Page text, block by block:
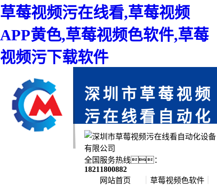
草莓视频污在线看,草莓视频
APP黄色,草莓视频色软件,草莓
视频污下载软件
深圳市草莓视频
污在线看自动化
设备有限公司
免费上门服务,为您省时,每一个项目都
严格把关,确保每个产品零缺陷
全国服务热线：
18211800882
网站首页
草莓视频色软件